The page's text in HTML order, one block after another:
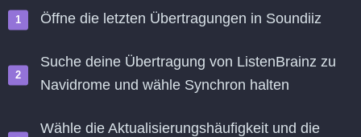
Öffne die letzten Übertragungen in Soundiiz
Suche deine Übertragung von ListenBrainz zu
Navidrome und wähle Synchron halten
Wähle die Aktualisierungshäufigkeit und die